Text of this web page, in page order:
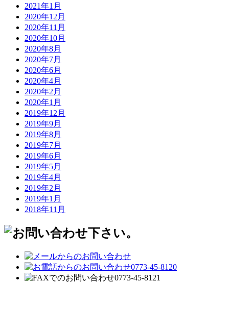
2021年1月
2020年12月
2020年11月
2020年10月
2020年8月
2020年7月
2020年6月
2020年4月
2020年2月
2020年1月
2019年12月
2019年9月
2019年8月
2019年7月
2019年6月
2019年5月
2019年4月
2019年2月
2019年1月
2018年11月